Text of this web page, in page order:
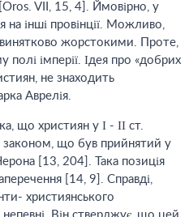
VII, 15, 4]. Ймовірно, у
інші провінції. Можливо,
винятково жорстокими. Проте,
полі імперії. Ідея про «добрих
не знаходить
Аврелія.
що християн у І - ІІ ст.
законом, що був прийнятий у
[13, 204]. Така позиція
[14, 9]. Справді,
християнського